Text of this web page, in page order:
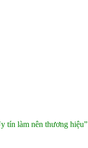
tín làm nên thương hiệu”